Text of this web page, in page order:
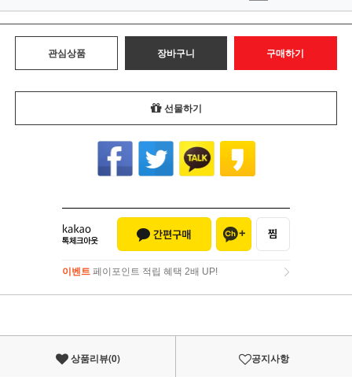
관심상품 장바구니 구매하기
선물하기
이벤트 페이포인트 적립 혜택 2배 UP!
이벤트페이포인트 적립 혜택 2배 UP!
상품리뷰(0) 공지사항